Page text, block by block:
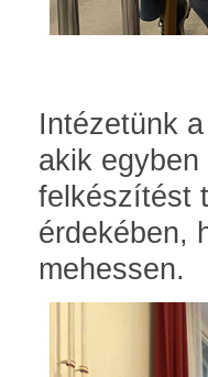
Intézetünk
akik
felkészítést
érdekében,
mehessen.